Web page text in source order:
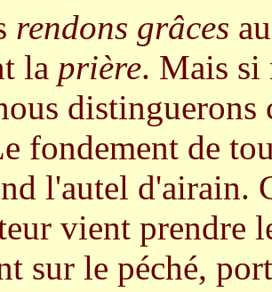
rendons grâces
la prière. Mais si
distinguerons
fondement de
l'autel d'airain.
vient prendre
sur le péché,